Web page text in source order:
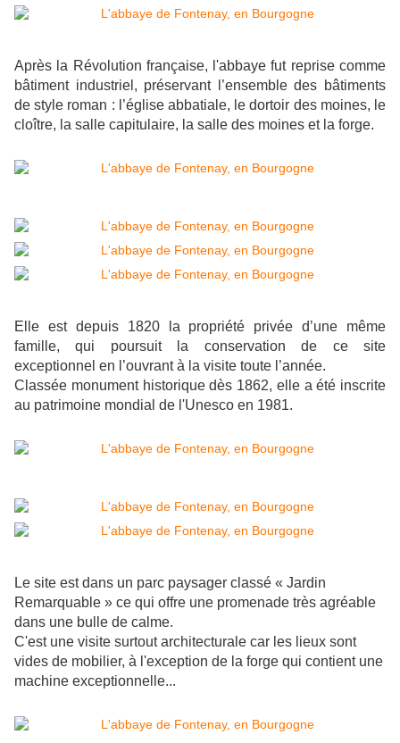
Après la Révolution française, l'abbaye fut reprise comme
bâtiment industriel, préservant l’ensemble des bâtiments
de style roman : l’église abbatiale, le dortoir des moines, le
cloître, la salle capitulaire, la salle des moines et la forge.
Elle est depuis 1820 la propriété privée d’une même
famille, qui poursuit la conservation de ce site
exceptionnel en l’ouvrant à la visite toute l’année.
Classée monument historique dès 1862, elle a été inscrite
au patrimoine mondial de l'Unesco en 1981.
Le site est dans un parc paysager classé « Jardin
Remarquable » ce qui offre une promenade très agréable
dans une bulle de calme.
C'est une visite surtout architecturale car les lieux sont
vides de mobilier, à l'exception de la forge qui contient une
machine exceptionnelle...